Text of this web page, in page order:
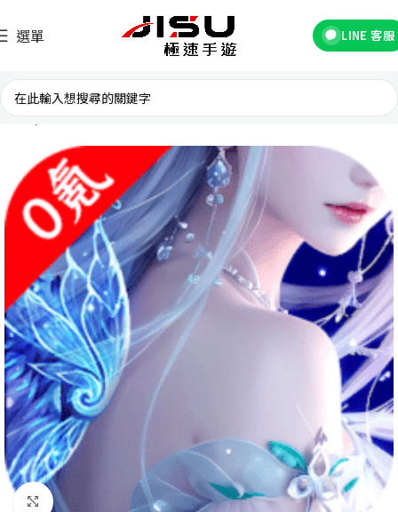
選單 LINE 客服
首頁 台灣遊戲
點擊放大